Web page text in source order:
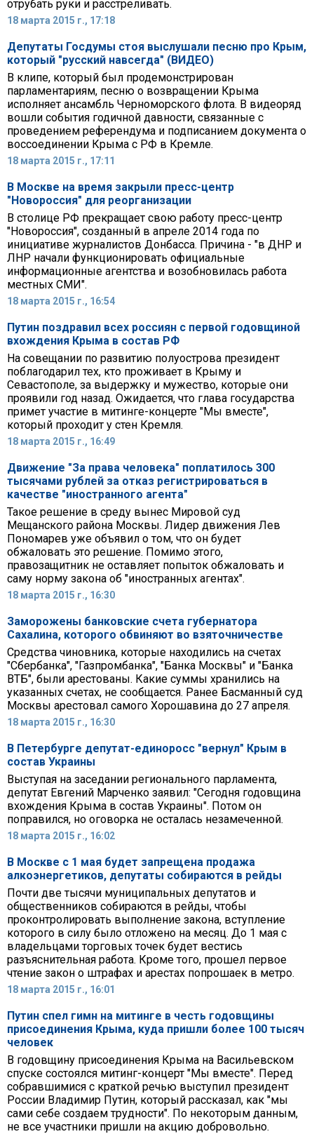
отрубать руки и расстреливать.
18 марта 2015 г., 17:18
Депутаты Госдумы стоя выслушали песню про Крым,
который "русский навсегда" (ВИДЕО)
В клипе, который был продемонстрирован
парламентариям, песню о возвращении Крыма
исполняет ансамбль Черноморского флота. В видеоряд
вошли события годичной давности, связанные с
проведением референдума и подписанием документа о
воссоединении Крыма с РФ в Кремле.
18 марта 2015 г., 17:11
В Москве на время закрыли пресс-центр
"Новороссия" для реорганизации
В столице РФ прекращает свою работу пресс-центр
"Новороссия", созданный в апреле 2014 года по
инициативе журналистов Донбасса. Причина - "в ДНР и
ЛНР начали функционировать официальные
информационные агентства и возобновилась работа
местных СМИ".
18 марта 2015 г., 16:54
Путин поздравил всех россиян с первой годовщиной
вхождения Крыма в состав РФ
На совещании по развитию полуострова президент
поблагодарил тех, кто проживает в Крыму и
Севастополе, за выдержку и мужество, которые они
проявили год назад. Ожидается, что глава государства
примет участие в митинге-концерте "Мы вместе",
который проходит у стен Кремля.
18 марта 2015 г., 16:49
Движение "За права человека" поплатилось 300
тысячами рублей за отказ регистрироваться в
качестве "иностранного агента"
Такое решение в среду вынес Мировой суд
Мещанского района Москвы. Лидер движения Лев
Пономарев уже объявил о том, что он будет
обжаловать это решение. Помимо этого,
правозащитник не оставляет попыток обжаловать и
саму норму закона об "иностранных агентах".
18 марта 2015 г., 16:30
Заморожены банковские счета губернатора
Сахалина, которого обвиняют во взяточничестве
Средства чиновника, которые находились на счетах
"Сбербанка", "Газпромбанка", "Банка Москвы" и "Банка
ВТБ", были арестованы. Какие суммы хранились на
указанных счетах, не сообщается. Ранее Басманный суд
Москвы арестовал самого Хорошавина до 27 апреля.
18 марта 2015 г., 16:30
В Петербурге депутат-единоросс "вернул" Крым в
состав Украины
Выступая на заседании регионального парламента,
депутат Евгений Марченко заявил: "Сегодня годовщина
вхождения Крыма в состав Украины". Потом он
поправился, но оговорка не осталась незамеченной.
18 марта 2015 г., 16:02
В Москве с 1 мая будет запрещена продажа
алкоэнергетиков, депутаты собираются в рейды
Почти две тысячи муниципальных депутатов и
общественников собираются в рейды, чтобы
проконтролировать выполнение закона, вступление
которого в силу было отложено на месяц. До 1 мая с
владельцами торговых точек будет вестись
разъяснительная работа. Кроме того, прошел первое
чтение закон о штрафах и арестах попрошаек в метро.
18 марта 2015 г., 16:01
Путин спел гимн на митинге в честь годовщины
присоединения Крыма, куда пришли более 100 тысяч
человек
В годовщину присоединения Крыма на Васильевском
спуске состоялся митинг-концерт "Мы вместе". Перед
собравшимися с краткой речью выступил президент
России Владимир Путин, который рассказал, как "мы
сами себе создаем трудности". По некоторым данным,
не все участники пришли на акцию добровольно.